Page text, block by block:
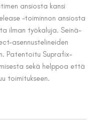
ansiosta kansi
-toiminnon ansiosta
ilman työkaluja. Seinä-
asennustelineiden
Patentoitu Suprafix-
sekä helppoa että
toimitukseen.